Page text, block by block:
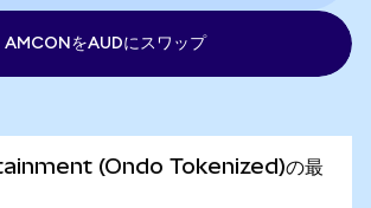
AMCONをAUDにスワップ
(Ondo Tokenized)の最